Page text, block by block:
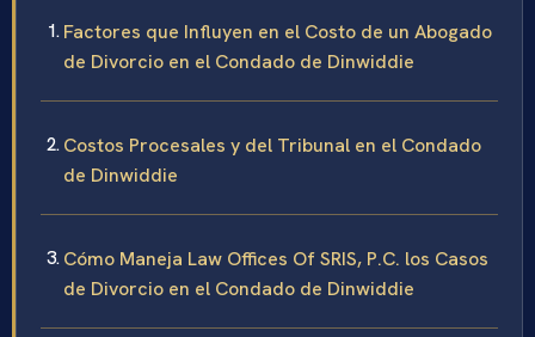
Factores que Influyen en el Costo de un Abogado
de Divorcio en el Condado de Dinwiddie
Costos Procesales y del Tribunal en el Condado
de Dinwiddie
Cómo Maneja Law Offices Of SRIS, P.C. los Casos
de Divorcio en el Condado de Dinwiddie